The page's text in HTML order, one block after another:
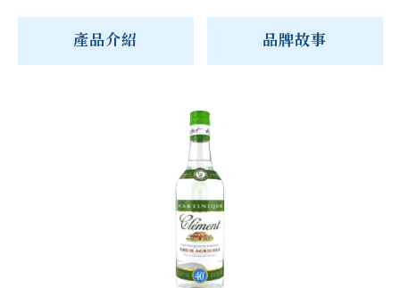
產品介紹 品牌故事